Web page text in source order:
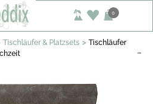
0
Tischläufer & Platzsets > Tischläufer
…